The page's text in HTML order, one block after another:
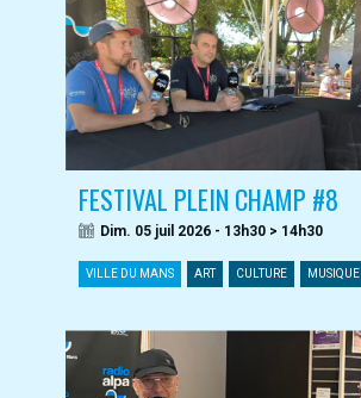
FESTIVAL PLEIN CHAMP #8
Dim. 05 juil 2026 - 13h30 > 14h30
VILLE DU MANS ART CULTURE MUSIQUE